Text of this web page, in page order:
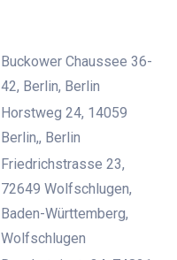
Buckower Chaussee 36-
42, Berlin, Berlin
Horstweg 24, 14059
Berlin,, Berlin
Friedrichstrasse 23,
72649 Wolfschlugen,
Baden-Württemberg,
Wolfschlugen